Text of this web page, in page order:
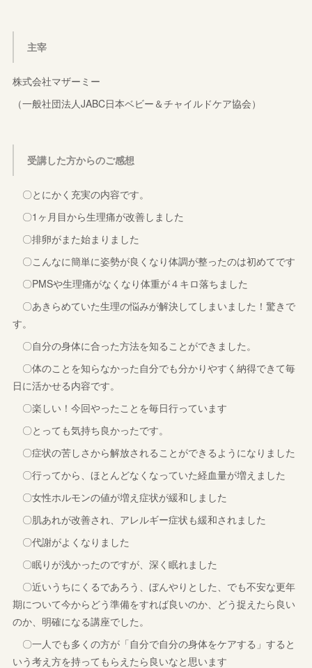
主宰
株式会社マザーミー
（一般社団法人JABC日本ベビー＆チャイルドケア協会）
受講した方からのご感想
〇とにかく充実の内容です。
〇1ヶ月目から生理痛が改善しました
〇排卵がまた始まりました
〇こんなに簡単に姿勢が良くなり体調が整ったのは初めてです
〇PMSや生理痛がなくなり体重が４キロ落ちました
〇あきらめていた生理の悩みが解決してしまいました！驚きで
す。
〇自分の身体に合った方法を知ることができました。
〇体のことを知らなかった自分でも分かりやすく納得できて毎
日に活かせる内容です。
〇楽しい！今回やったことを毎日行っています
〇とっても気持ち良かったです。
〇症状の苦しさから解放されることができるようになりました
〇行ってから、ほとんどなくなっていた経血量が増えました
〇女性ホルモンの値が増え症状が緩和しました
〇肌あれが改善され、アレルギー症状も緩和されました
〇代謝がよくなりました
〇眠りが浅かったのですが、深く眠れました
〇近いうちにくるであろう、ぼんやりとした、でも不安な更年
期について今からどう準備をすれば良いのか、どう捉えたら良い
のか、明確になる講座でした。
〇一人でも多くの方が「自分で自分の身体をケアする」すると
いう考え方を持ってもらえたら良いなと思います